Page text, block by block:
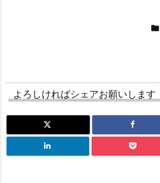

よろしければシェアお願いします